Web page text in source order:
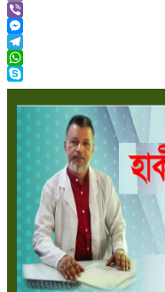
Link
Email
Viber
Messenger
Telegram
WhatsApp
Skype